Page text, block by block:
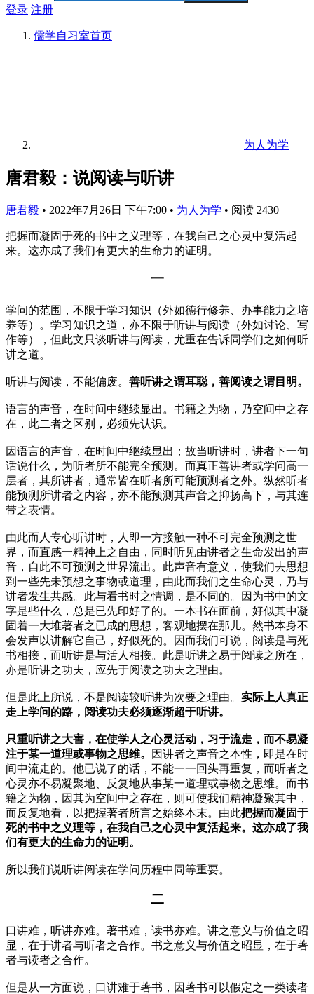
登录 注册
儒学自习室首页
为人为学
唐君毅：说阅读与听讲
唐君毅 • 2022年7月26日 下午7:00 • 为人为学 • 阅读 2430
把握而凝固于死的书中之义理等，在我自己之心灵中复活起
来。这亦成了我们有更大的生命力的证明。
一
学问的范围，不限于学习知识（外如德行修养、办事能力之培
养等）。学习知识之道，亦不限于听讲与阅读（外如讨论、写
作等），但此文只谈听讲与阅读，尤重在告诉同学们之如何听
讲之道。
听讲与阅读，不能偏废。 善听讲之谓耳聪，善阅读之谓目明。
语言的声音，在时间中继续显出。书籍之为物，乃空间中之存
在，此二者之区别，必须先认识。
因语言的声音，在时间中继续显出；故当听讲时，讲者下一句
话说什么，为听者所不能完全预测。而真正善讲者或学问高一
层者，其所讲者，通常皆在听者所可能预测者之外。纵然听者
能预测所讲者之内容，亦不能预测其声音之抑扬高下，与其连
带之表情。
由此而人专心听讲时，人即一方接触一种不可完全预测之世
界，而直感一精神上之自由，同时听见由讲者之生命发出的声
音，自此不可预测之世界流出。此声音有意义，使我们去思想
到一些先未预想之事物或道理，由此而我们之生命心灵，乃与
讲者发生共感。此与看书时之情调，是不同的。因为书中的文
字是些什么，总是已先印好了的。一本书在面前，好似其中凝
固着一大堆著者之已成的思想，客观地摆在那儿。然书本身不
会发声以讲解它自己，好似死的。因而我们可说，阅读是与死
书相接，而听讲是与活人相接。此是听讲之易于阅读之所在，
亦是听讲之功夫，应先于阅读之功夫之理由。
但是此上所说，不是阅读较听讲为次要之理由。 实际上人真正
走上学问的路，阅读功夫必须逐渐超于听讲。
只重听讲之大害，在使学人之心灵活动，习于流走，而不易凝
注于某一道理或事物之思维。
因讲者之声音之本性，即是在时
间中流走的。他已说了的话，不能一一回头再重复，而听者之
心灵亦不易凝聚地、反复地从事某一道理或事物之思维。而书
籍之为物，因其为空间中之存在，则可使我们精神凝聚其中，
而反复地看，以把握著者所言之始终本末。由此把握而凝固于
死的书中之义理等，在我自己之心灵中复活起来。这亦成了我
们有更大的生命力的证明。
所以我们说听讲阅读在学问历程中同等重要。
二
口讲难，听讲亦难。著书难，读书亦难。讲之意义与价值之昭
显，在于讲者与听者之合作。书之意义与价值之昭显，在于著
者与读者之合作。
但是从一方面说，口讲难于著书，因著书可以假定之一类读者